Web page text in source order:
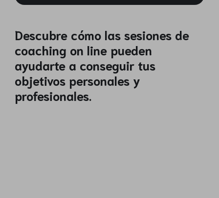
Descubre cómo las sesiones de
coaching on line pueden
ayudarte a conseguir tus
objetivos personales y
profesionales.